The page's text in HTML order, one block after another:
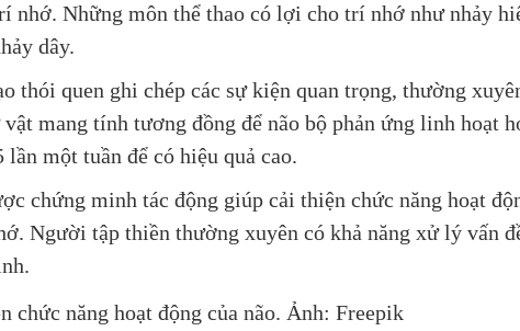
nhớ. Những môn thể thao có lợi cho trí nhớ như nhảy
dây.
thói quen ghi chép các sự kiện quan trọng, thường
mang tính tương đồng để não bộ phản ứng linh hoạt
một tuần để có hiệu quả cao.
chứng minh tác động giúp cải thiện chức năng hoạt
Người tập thiền thường xuyên có khả năng xử lý vấn